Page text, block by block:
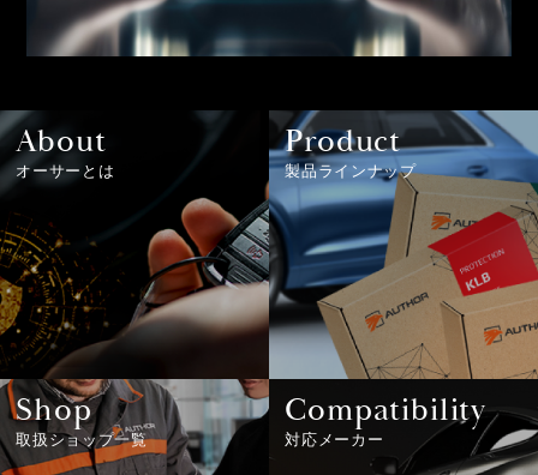
About
オーサーとは
Product
製品ラインナップ
Shop
取扱ショップ一覧
Compatibility
対応メーカー